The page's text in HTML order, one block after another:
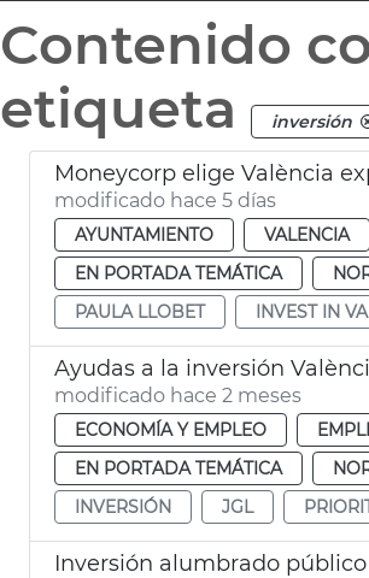
Contenido
etiqueta
inversión
Moneycorp elige València
modificado hace 5 días
AYUNTAMIENTO VALENCIA
EN PORTADA TEMÁTICA
PAULA LLOBET
INVEST IN
Ayudas a la inversión
modificado hace 2 meses
ECONOMÍA Y EMPLEO
EN PORTADA TEMÁTICA
INVERSIÓN
JGL
Inversión alumbrado